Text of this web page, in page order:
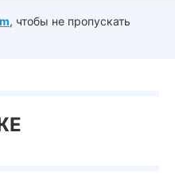
, чтобы не пропускать